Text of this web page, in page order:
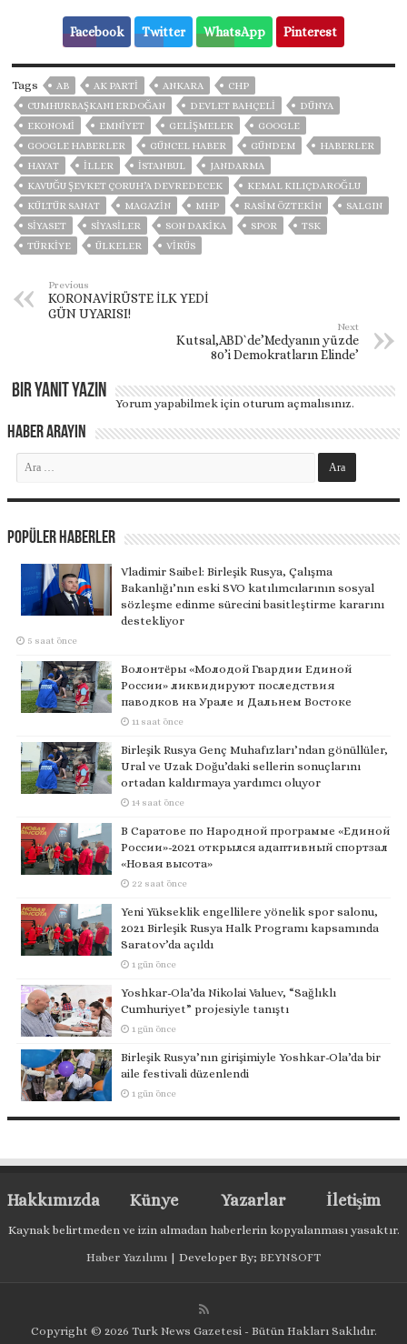
Facebook Twitter WhatsApp Pinterest
Tags AB AK PARTİ ANKARA
CHP
CUMHURBAŞKANI ERDOĞAN
DEVLET BAHÇELİ
DÜNYA
EKONOMİ
EMNİYET GELIŞMELER
GOOGLE
GOOGLE HABERLER
GÜNCEL HABER GÜNDEM
HABERLER
HAYAT
İLLER ISTANBUL
JANDARMA
KAVUĞU ŞEVKET ÇORUH’A DEVREDECEK
KEMAL KILIÇDAROĞLU
KÜLTÜR SANAT
MAGAZİN MHP RASIM ÖZTEKIN
SALGIN
SİYASET
SİYASİLER SON DAKIKA SPOR
TSK
TÜRKİYE
ÜLKELER VIRÜS
Previous
KORONAVİRÜSTE İLK YEDİ
GÜN UYARISI!
Next
Kutsal,ABD`de’Medyanın yüzde
80’i Demokratların Elinde’
Bir yanıt yazın
Yorum yapabilmek içinoturum açmalısınız.
Haber Arayın
Popüler Haberler
Vladimir Saibel: Birleşik Rusya, Çalışma
Bakanlığı’nın eski SVO katılımcılarının sosyal
sözleşme edinme sürecini basitleştirme kararını
destekliyor
5 saat önce
Волонтёры «Молодой Гвардии Единой
России» ликвидируют последствия
паводков на Урале и Дальнем Востоке
11 saat önce
Birleşik Rusya Genç Muhafızları’ndan gönüllüler,
Ural ve Uzak Doğu’daki sellerin sonuçlarını
ortadan kaldırmaya yardımcı oluyor
14 saat önce
В Саратове по Народной программе «Единой
России»-2021 открылся адаптивный спортзал
«Новая высота»
22 saat önce
Yeni Yükseklik engellilere yönelik spor salonu,
2021 Birleşik Rusya Halk Programı kapsamında
Saratov’da açıldı
1 gün önce
Yoshkar-Ola’da Nikolai Valuev, “Sağlıklı
Cumhuriyet” projesiyle tanıştı
1 gün önce
Birleşik Rusya’nın girişimiyle Yoshkar-Ola’da bir
aile festivali düzenlendi
1 gün önce
Hakkımızda Künye Yazarlar İletişim
Kaynak belirtmeden ve izin almadan haberlerin kopyalanması yasaktır.
Haber Yazılımı | Developer By; BEYNSOFT
Copyright © 2026 Turk News Gazetesi - Bütün Hakları Saklıdır.